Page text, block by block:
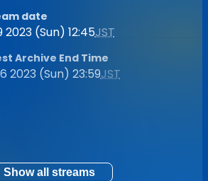
date
2023 (Sun) 12:45JST
Archive End Time
2023 (Sun) 23:59JST
Show all streams